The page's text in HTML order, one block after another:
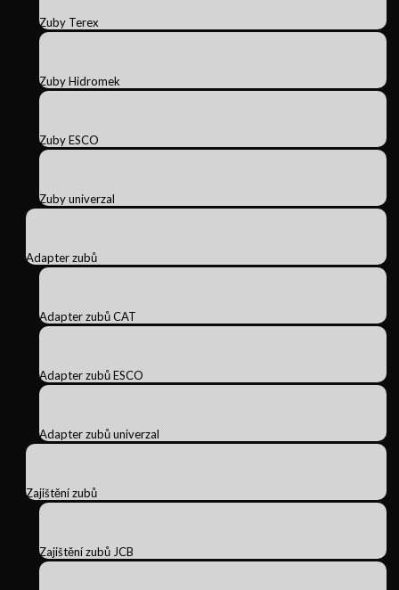
Zuby Terex
Zuby Hidromek
Zuby ESCO
Zuby univerzal
Adapter zubů
Adapter zubů CAT
Adapter zubů ESCO
Adapter zubů univerzal
Zajištění zubů
Zajištění zubů JCB